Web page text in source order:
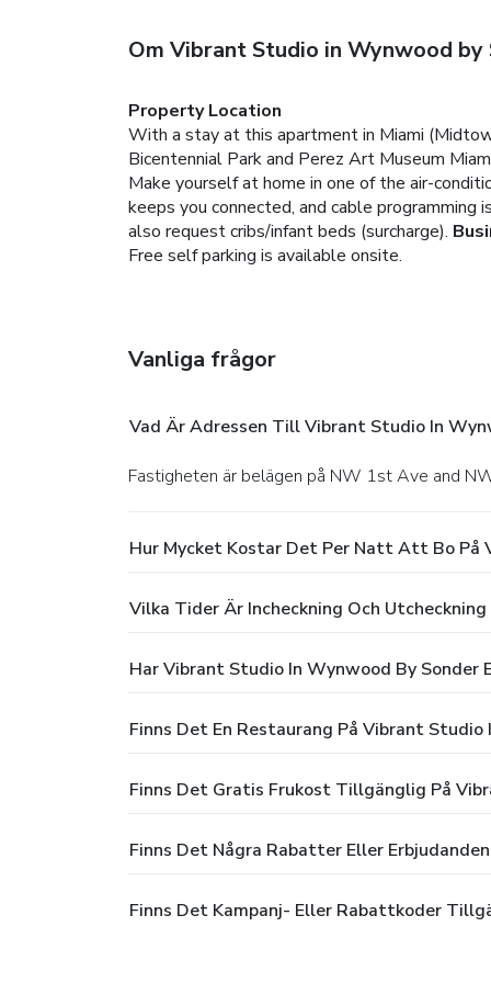
Om Vibrant Studio in Wynwood by
Property Location
With a stay at this apartment in Miami
Bicentennial Park and Perez Art Museum
Make yourself at home in one of the air-
keeps you connected, and cable programming
also request cribs/infant beds (surcharge).
Free self parking is available onsite.
Vanliga frågor
Vad Är Adressen Till Vibrant Studio In
Fastigheten är belägen på NW 1st Ave and
Hur Mycket Kostar Det Per Natt Att Bo På
Vilka Tider Är Incheckning Och
Har Vibrant Studio In Wynwood By Sonder
Finns Det En Restaurang På Vibrant Studio
Finns Det Gratis Frukost Tillgänglig På
Finns Det Några Rabatter Eller
Finns Det Kampanj- Eller Rabattkoder